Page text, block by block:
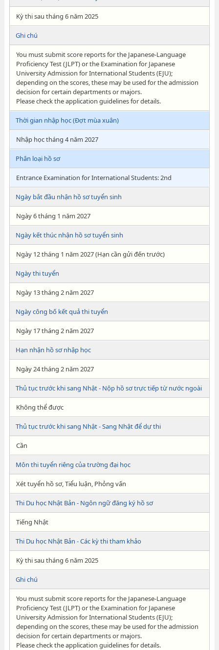
Kỳ thi sau tháng 6 năm 2025
Ghi chú
You must submit score reports for the Japanese-Language
Proficiency Test (JLPT) or the Examination for Japanese
University Admission for International Students (EJU);
depending on the scores, these may be used for the admission
decision for certain departments or majors.
Please check the application guidelines for details.
Thời gian nhập học (Đợt mùa xuân)
Nhập học tháng 4 năm 2027
Phân loại hồ sơ
Entrance Examination for International Students: 2nd
Ngày bắt đầu nhận hồ sơ tuyển sinh
Ngày 6 tháng 1 năm 2027
Ngày kết thúc nhận hồ sơ tuyển sinh
Ngày 12 tháng 1 năm 2027 (Hạn cần gửi đến trước)
Ngày thi tuyển
Ngày 13 tháng 2 năm 2027
Ngày công bố kết quả thi tuyển
Ngày 17 tháng 2 năm 2027
Hạn nhận hồ sơ nhập học
Ngày 24 tháng 2 năm 2027
Thủ tục trước khi sang Nhật - Nộp hồ sơ trực tiếp từ nước ngoài
Không thể được
Thủ tục trước khi sang Nhật - Sang Nhật để dự thi
Cần
Môn thi tuyển riêng của trường đại học
Xét tuyển hồ sơ, Tiểu luận, Phỏng vấn
Thi Du học Nhật Bản - Ngôn ngữ đăng ký hồ sơ
Tiếng Nhật
Thi Du học Nhật Bản - Các kỳ thi tham khảo
Kỳ thi sau tháng 6 năm 2025
Ghi chú
You must submit score reports for the Japanese-Language
Proficiency Test (JLPT) or the Examination for Japanese
University Admission for International Students (EJU);
depending on the scores, these may be used for the admission
decision for certain departments or majors.
Please check the application guidelines for details.